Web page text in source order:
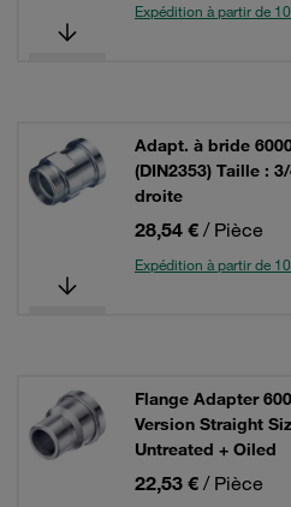
Expédition à partir de
Adapt. à bride
(DIN2353) Taille :
droite
28,54 € / Pièce
Expédition à partir de
Flange Adapter
Version Straight
Untreated + Oiled
22,53 € / Pièce